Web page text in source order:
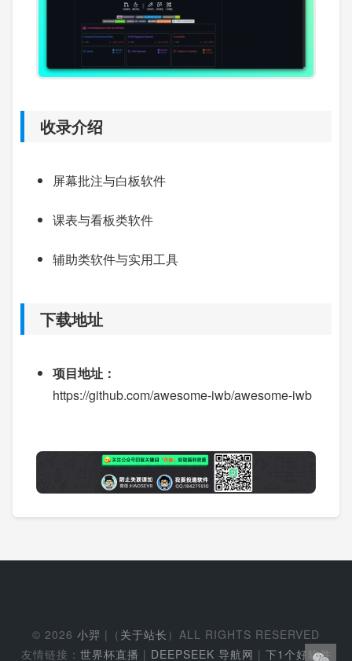
收录介绍
屏幕批注与白板软件
课表与看板类软件
辅助类软件与实用工具
下载地址
项目地址：
https://github.com/awesome-iwb/awesome-iwb
© 2026 小羿 |（ 关于站长 ）ALL RIGHTS RESERVED
友情链接： 世界杯直播 | DEEPSEEK 导航网 | 下1个好软件